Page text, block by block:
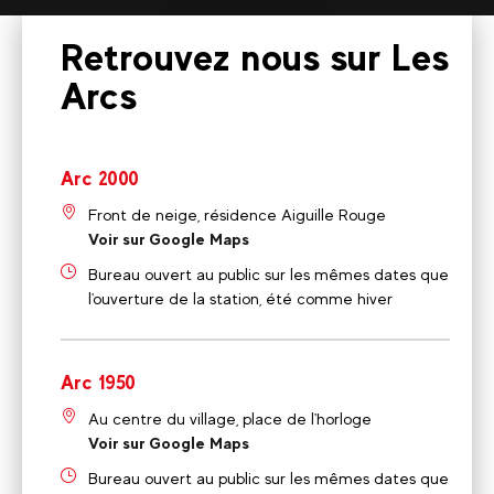
Retrouvez nous sur Les
Arcs
Arc 2000
Front de neige, résidence Aiguille Rouge
Voir sur Google Maps
Bureau ouvert au public sur les mêmes dates que
l'ouverture de la station, été comme hiver
Arc 1950
Au centre du village, place de l'horloge
Voir sur Google Maps
Bureau ouvert au public sur les mêmes dates que